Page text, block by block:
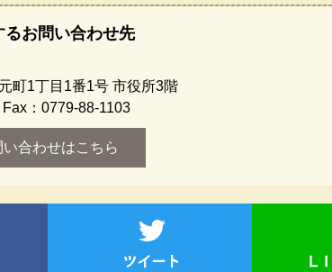
るお問い合わせ先
町1丁目1番1号 市役所3階
Fax：0779-88-1103
い合わせはこちら